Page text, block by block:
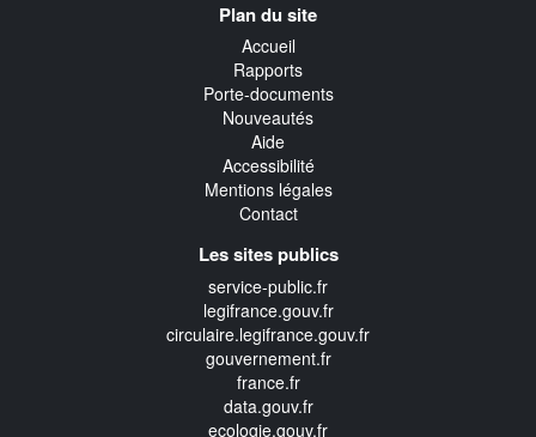
Plan du site
Accueil
Rapports
Porte-documents
Nouveautés
Aide
Accessibilité
Mentions légales
Contact
Les sites publics
service-public.fr
legifrance.gouv.fr
circulaire.legifrance.gouv.fr
gouvernement.fr
france.fr
data.gouv.fr
ecologie.gouv.fr